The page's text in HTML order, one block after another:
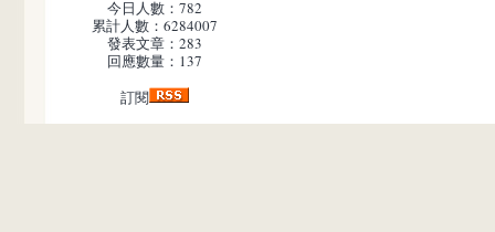
今日人數：782
累計人數：6284007
發表文章：283
回應數量：137
訂閱